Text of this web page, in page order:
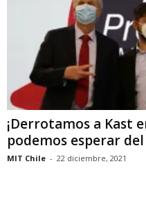
¡Derrotamos a Kast
podemos esperar
MIT Chile - 22 diciembre, 2021